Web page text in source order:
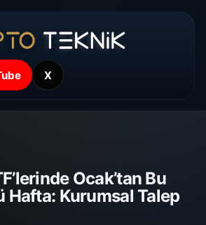
X
Ocak’tan Bu
Hafta: Kurumsal Talep